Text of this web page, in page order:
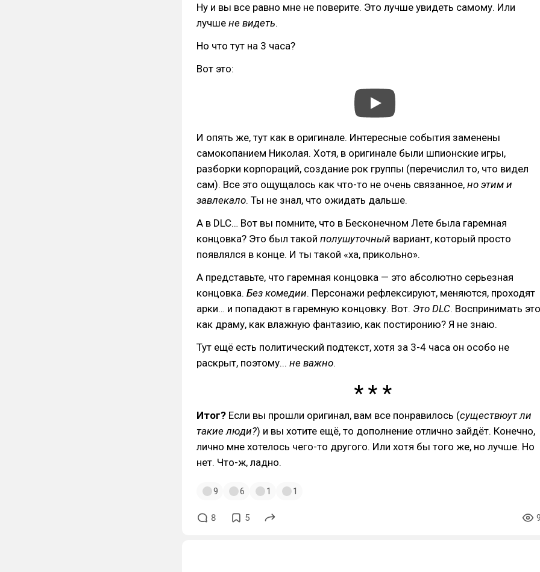
Ну и вы все равно мне не поверите. Это лучше увидеть самому. Или
лучше не видеть.
Но что тут на 3 часа?
Вот это:
И опять же, тут как в оригинале. Интересные события заменены
самокопанием Николая. Хотя, в оригинале были шпионские игры,
разборки корпораций, создание рок группы (перечислил то, что видел
сам). Все это ощущалось как что-то не очень связанное, но этим и
завлекало. Ты не знал, что ожидать дальше.
А в DLC… Вот вы помните, что в Бесконечном Лете была гаремная
концовка? Это был такой полушуточный вариант, который просто
появлялся в конце. И ты такой «ха, прикольно».
А представьте, что гаремная концовка — это абсолютно серьезная
концовка. Без комедии. Персонажи рефлексируют, меняются, проходят
арки… и попадают в гаремную концовку. Вот. Это DLC. Воспринимать это
как драму, как влажную фантазию, как постиронию? Я не знаю.
Тут ещё есть политический подтекст, хотя за 3-4 часа он особо не
раскрыт, поэтому... не важно.
Итог? Если вы прошли оригинал, вам все понравилось (существюут ли
такие люди?) и вы хотите ещё, то дополнение отлично зайдёт. Конечно,
лично мне хотелось чего-то другого. Или хотя бы того же, но лучше. Но
нет. Что-ж, ладно.
9 6 1 1
8 5